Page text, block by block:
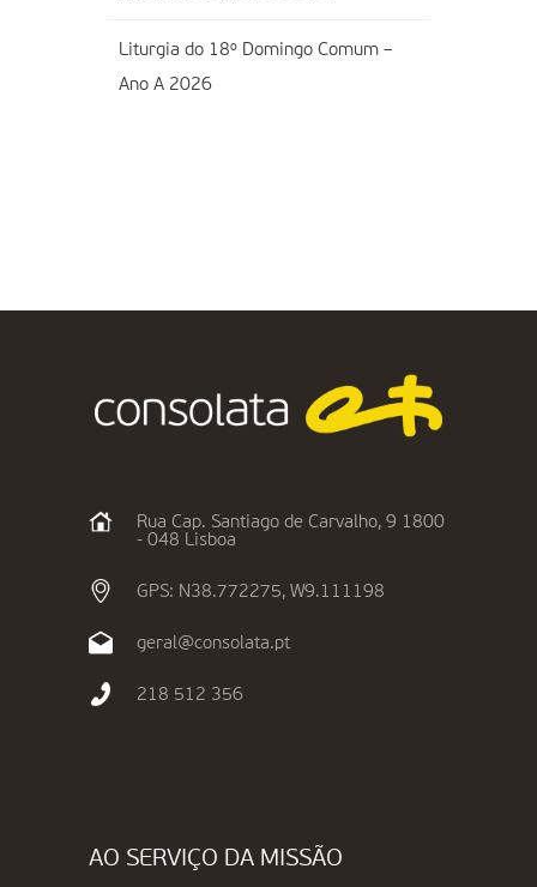
Liturgia do 18º Domingo Comum –
Ano A 2026
Rua Cap. Santiago de Carvalho, 9 1800
- 048 Lisboa
GPS: N38.772275, W9.111198
geral@consolata.pt
218 512 356
AO SERVIÇO DA MISSÃO